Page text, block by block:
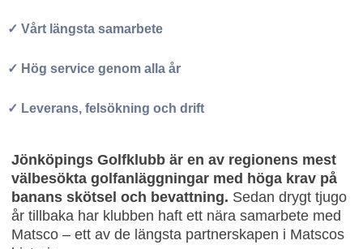
✓ Vårt längsta samarbete
✓ Hög service genom alla år
✓ Leverans, felsökning och drift
Jönköpings Golfklubb är en av regionens mest
välbesökta golfanläggningar med höga krav på
banans skötsel och bevattning. Sedan drygt tjugo
år tillbaka har klubben haft ett nära samarbete med
Matsco – ett av de längsta partnerskapen i Matscos